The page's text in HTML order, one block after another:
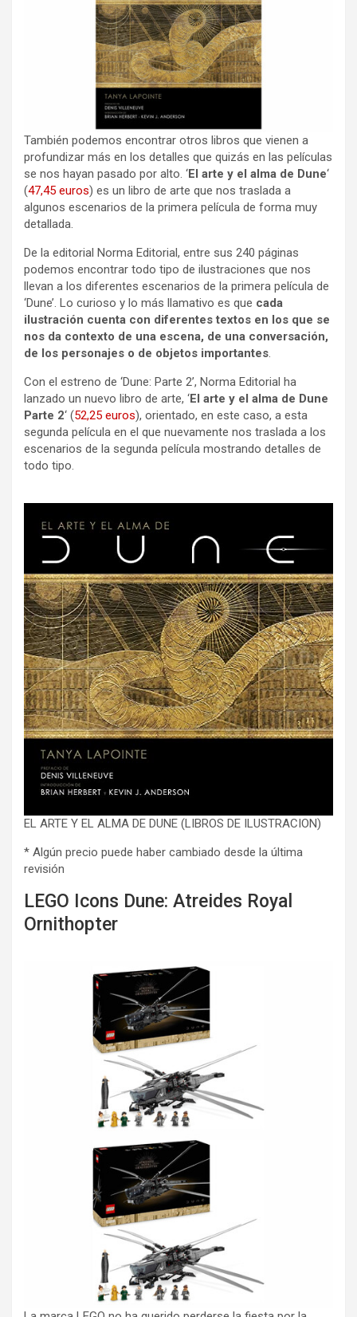
También podemos encontrar otros libros que vienen a
profundizar más en los detalles que quizás en las películas
se nos hayan pasado por alto. ‘El arte y el alma de Dune‘
(47,45 euros) es un libro de arte que nos traslada a
algunos escenarios de la primera película de forma muy
detallada.
De la editorial Norma Editorial, entre sus 240 páginas
podemos encontrar todo tipo de ilustraciones que nos
llevan a los diferentes escenarios de la primera película de
‘Dune’. Lo curioso y lo más llamativo es que cada
ilustración cuenta con diferentes textos en los que se
nos da contexto de una escena, de una conversación,
de los personajes o de objetos importantes.
Con el estreno de ‘Dune: Parte 2’, Norma Editorial ha
lanzado un nuevo libro de arte, ‘El arte y el alma de Dune
Parte 2‘ (52,25 euros), orientado, en este caso, a esta
segunda película en el que nuevamente nos traslada a los
escenarios de la segunda película mostrando detalles de
todo tipo.
EL ARTE Y EL ALMA DE DUNE (LIBROS DE ILUSTRACION)
* Algún precio puede haber cambiado desde la última
revisión
LEGO Icons Dune: Atreides Royal
Ornithopter